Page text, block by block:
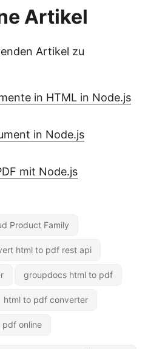
Artikel
Artikel zu
in HTML in Node.js
in Node.js
mit Node.js
Product Family
html to pdf rest api
groupdocs html to pdf
html to pdf converter
pdf online